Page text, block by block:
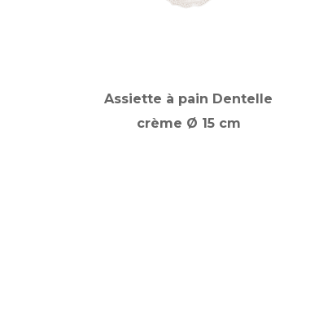
Assiette à pain Dentelle
crème Ø 15 cm